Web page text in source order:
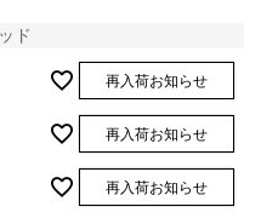
ド
再入荷お知らせ
再入荷お知らせ
再入荷お知らせ